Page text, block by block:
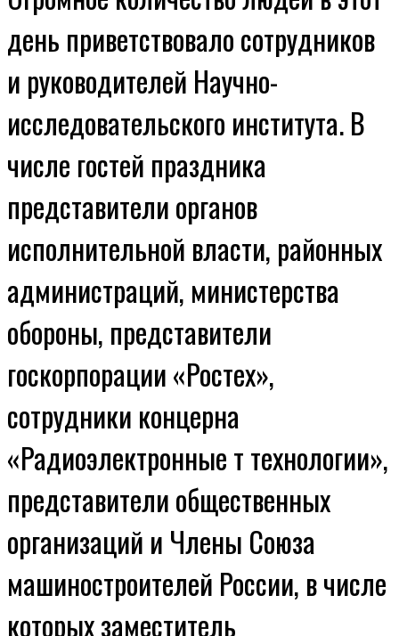
день приветствовало сотрудников
и руководителей Научно-
исследовательского института. В
числе гостей праздника
представители органов
исполнительной власти, районных
администраций, министерства
обороны, представители
госкорпорации «Ростех»,
сотрудники концерна
«Радиоэлектронные т технологии»,
представители общественных
организаций и Члены Союза
машиностроителей России, в числе
которых заместитель